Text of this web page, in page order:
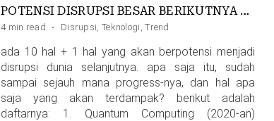
POTENSI DISRUPSI BESAR BERIKUTNYA YANG AKAN MENGGONCANG DUNIA
4 min read · Disrupsi, Teknologi ,Trend
ada 10 hal + 1 hal yang akan berpotensi menjadi
disrupsi dunia selanjutnya. apa saja itu, sudah
sampai sejauh mana progress-nya, dan hal apa
saja yang akan terdampak? berikut adalah
daftarnya: 1. Quantum Computing (2020-an)